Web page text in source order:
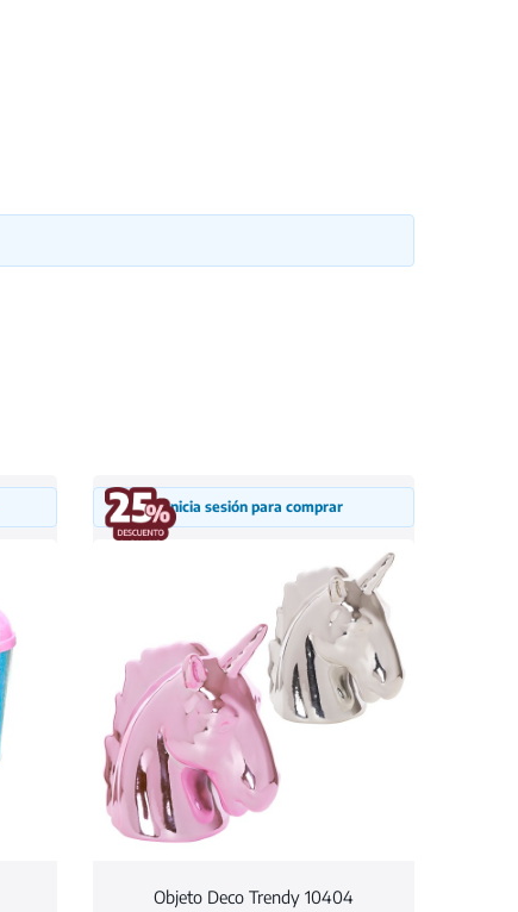
Inicia sesión para comprar
Objeto Deco Trendy 10404